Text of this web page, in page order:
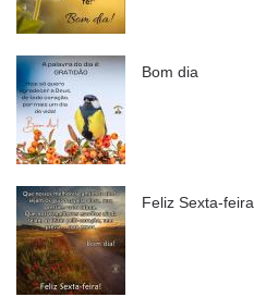
Bom dia
Feliz Sexta-feira